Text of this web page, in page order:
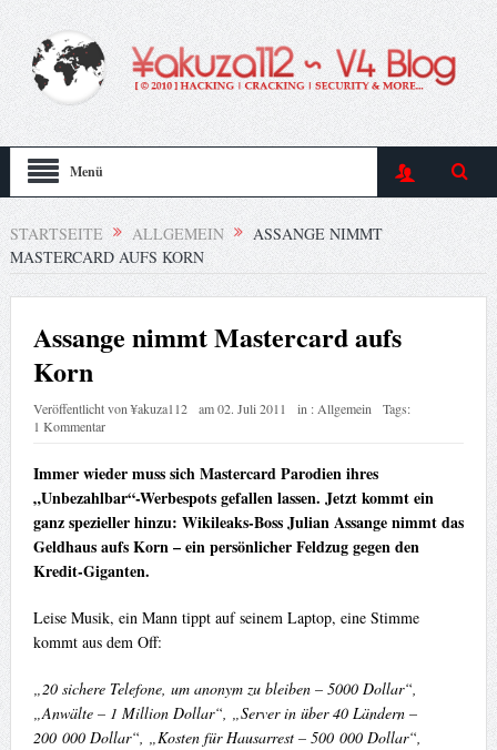
Menü
STARTSEITE ALLGEMEIN
ASSANGE NIMMT
MASTERCARD AUFS KORN
Assange nimmt Mastercard aufs
Korn
Veröffentlicht von¥akuza112 am02. Juli 2011 in : Allgemein
Tags:
1 Kommentar
Immer wieder muss sich Mastercard Parodien ihres
„Unbezahlbar“-Werbespots gefallen lassen. Jetzt kommt ein
ganz spezieller hinzu: Wikileaks-Boss Julian Assange nimmt das
Geldhaus aufs Korn – ein persönlicher Feldzug gegen den
Kredit-Giganten.
Leise Musik, ein Mann tippt auf seinem Laptop, eine Stimme
kommt aus dem Off:
„20 sichere Telefone, um anonym zu bleiben – 5000 Dollar“,
„Anwälte – 1 Million Dollar“, „Server in über 40 Ländern –
200 000 Dollar“, „Kosten für Hausarrest – 500 000 Dollar“,